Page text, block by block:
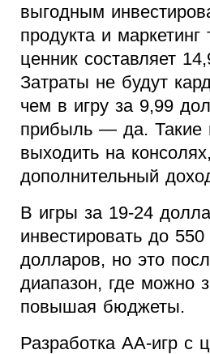
выгодным
продукта и маркетинг
ценник составляет
Затраты не будут
чем в игру за 9,99
прибыль — да. Такие
выходить на
дополнительный
В игры за 19-24
инвестировать до 550
долларов, но это
диапазон, где можно
повышая бюджеты.
Разработка АА-игр с